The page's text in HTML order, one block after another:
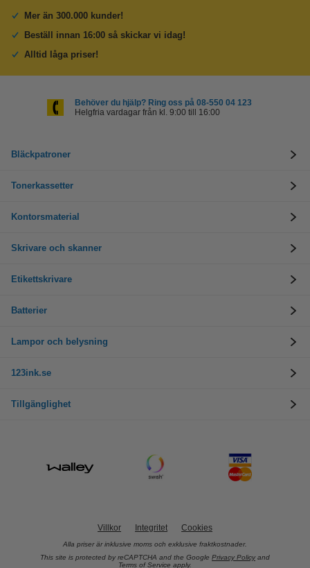
Mer än 300.000 kunder!
Beställ innan 16:00 så skickar vi idag!
Alltid låga priser!
Behöver du hjälp? Ring oss på 08-550 04 123
Helgfria vardagar från kl. 9:00 till 16:00
Bläckpatroner
Tonerkassetter
Kontorsmaterial
Skrivare och skanner
Etikettskrivare
Batterier
Lampor och belysning
123ink.se
Tillgänglighet
Villkor Integritet Cookies
Alla priser är inklusive moms och exklusive fraktkostnader.
This site is protected by reCAPTCHA and the Google Privacy Policy and
Terms of Service apply.